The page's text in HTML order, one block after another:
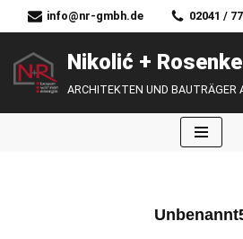
Zum
Inhalt
springen
info@nr-gmbh.de 02041 /
Nikolić +
ARCHITEKTEN UND BAUTRÄGER